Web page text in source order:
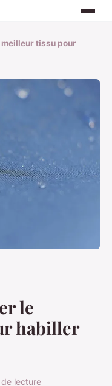
tissu pour
le
habiller
lecture